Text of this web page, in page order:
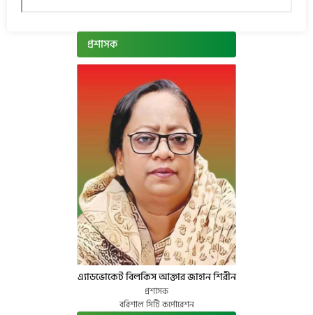
প্রশাসক
এ্যাডভোকেট বিলকিস আক্তার জাহান শিরীন
প্রশাসক
বরিশাল সিটি কর্পোরেশন